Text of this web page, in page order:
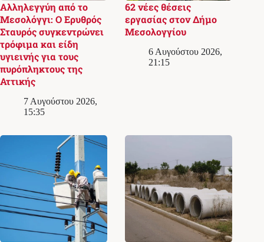
Αλληλεγγύη από το
Μεσολόγγι: Ο Ερυθρός
Σταυρός συγκεντρώνει
τρόφιμα και είδη
υγιεινής για τους
πυρόπληκτους της
Αττικής
7 Αυγούστου 2026,
15:35
62 νέες θέσεις
εργασίας στον Δήμο
Μεσολογγίου
6 Αυγούστου 2026,
21:15